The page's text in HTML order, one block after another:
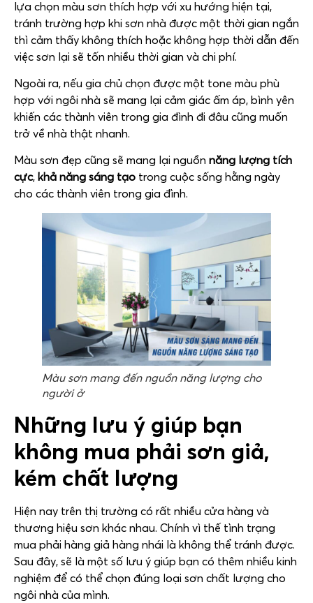
lựa chọn màu sơn thích hợp với xu hướng hiện tại,
tránh trường hợp khi sơn nhà được một thời gian ngắn
thì cảm thấy không thích hoặc không hợp thời dẫn đến
việc sơn lại sẽ tốn nhiều thời gian và chi phí.
Ngoài ra, nếu gia chủ chọn được một tone màu phù
hợp với ngôi nhà sẽ mang lại cảm giác ấm áp, bình yên
khiến các thành viên trong gia đình đi đâu cũng muốn
trở về nhà thật nhanh.
Màu sơn đẹp cũng sẽ mang lại nguồn năng lượng tích
cực, khả năng sáng tạo trong cuộc sống hằng ngày
cho các thành viên trong gia đình.
Màu sơn mang đến nguồn năng lượng cho
người ở
Những lưu ý giúp bạn
không mua phải sơn giả,
kém chất lượng
Hiện nay trên thị trường có rất nhiều cửa hàng và
thương hiệu sơn khác nhau. Chính vì thế tình trạng
mua phải hàng giả hàng nhái là không thể tránh được.
Sau đây, sẽ là một số lưu ý giúp bạn có thêm nhiều kinh
nghiệm để có thể chọn đúng loại sơn chất lượng cho
ngôi nhà của mình.